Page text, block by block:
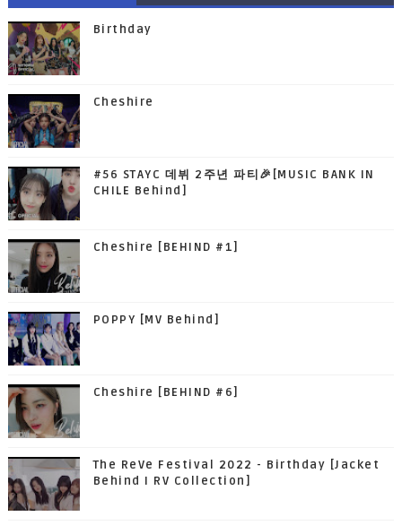
Birthday
Cheshire
#56 STAYC 데뷔 2주년 파티🎉[MUSIC BANK IN
CHILE Behind]
Cheshire [BEHIND #1]
POPPY [MV Behind]
Cheshire [BEHIND #6]
The ReVe Festival 2022 - Birthday [Jacket
Behind I RV Collection]